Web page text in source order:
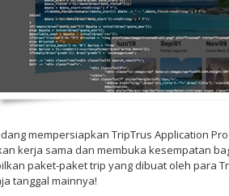
mempersiapkan TripTrus Application
kerja sama dan membuka kesempatan
paket-paket trip yang dibuat oleh para
tanggal mainnya!